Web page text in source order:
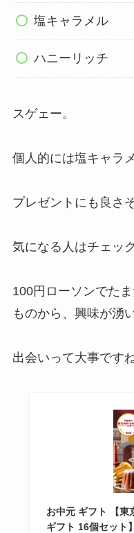
塩キャラメル
ハニーリッチ
スゲェー。
個人的には塩キャラ
プレゼントにも良さ
気になる人はチェッ
100円ローソンでた
ものから、興味が湧
出会いって大事ですね
お中元 ギフト 【東
ギフト 16個セット